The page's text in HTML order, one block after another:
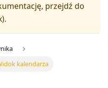
przejdź do
).
kalendarza